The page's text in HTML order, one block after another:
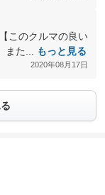
このクルマの良い
また...
もっと見る
2020年08月17日